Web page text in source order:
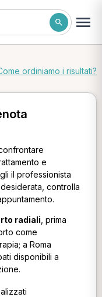
ordiniamo i risultati?
e
il professionista
controlla
radiali , prima
come
a Roma
disponibili a